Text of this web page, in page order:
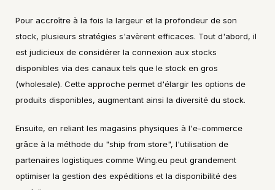
Pour accroître à la fois la largeur et la profondeur de son
stock, plusieurs stratégies s'avèrent efficaces. Tout d'abord, il
est judicieux de considérer la connexion aux stocks
disponibles via des canaux tels que le stock en gros
(wholesale). Cette approche permet d'élargir les options de
produits disponibles, augmentant ainsi la diversité du stock.
Ensuite, en reliant les magasins physiques à l'e-commerce
grâce à la méthode du "ship from store", l'utilisation de
partenaires logistiques comme Wing.eu peut grandement
optimiser la gestion des expéditions et la disponibilité des